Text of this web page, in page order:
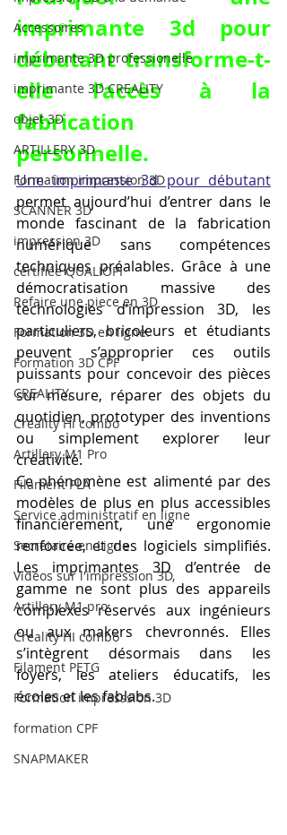
Accessoires
imprimante 3D professionelle
imprimante 3D CREALITY
objet 3D
ARTILLERY 3D
Formation impression 3D
SCANNER 3D
impression 3D
certifiée QUALIOPI
Refaire une piece en 3D
Formation 3D en ligne.
Formation 3D CPF
CREALITY,
Creality Hi combo
Artillery M1 Pro
Filament PLA
Service administratif en ligne
Secrétaire en Ligne
Vidéos sur l'impression 3D,
Artillery M1 pro
Creality HI combo
Filament PETG
Formation impresssion 3D
formation CPF
SNAPMAKER
imprimante 3d pour
débutant transforme-t-
elle l’accès à la
fabrication
personnelle.
Une imprimante 3d pour débutant
permet aujourd’hui d’entrer dans le
monde fascinant de la fabrication
numérique sans compétences
techniques préalables. Grâce à une
démocratisation massive des
technologies d’impression 3D, les
particuliers, bricoleurs et étudiants
peuvent s’approprier ces outils
puissants pour concevoir des pièces
sur mesure, réparer des objets du
quotidien, prototyper des inventions
ou simplement explorer leur
créativité.
Ce phénomène est alimenté par des
modèles de plus en plus accessibles
financièrement, une ergonomie
renforcée, et des logiciels simplifiés.
Les imprimantes 3D d’entrée de
gamme ne sont plus des appareils
complexes réservés aux ingénieurs
ou aux makers chevronnés. Elles
s’intègrent désormais dans les
foyers, les ateliers éducatifs, les
écoles et les fablabs.